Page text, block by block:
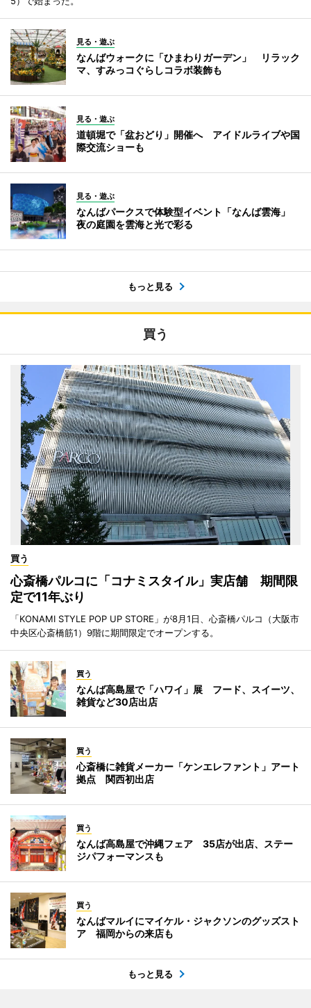
見る・遊ぶ
なんばウォークに「ひまわりガーデン」 リラック
マ、すみっコぐらしコラボ装飾も
見る・遊ぶ
道頓堀で「盆おどり」開催へ アイドルライブや国
際交流ショーも
見る・遊ぶ
なんばパークスで体験型イベント「なんば雲海」
夜の庭園を雲海と光で彩る
もっと見る
買う
買う
心斎橋パルコに「コナミスタイル」実店舗 期間限
定で11年ぶり
「KONAMI STYLE POP UP STORE」が8月1日、心斎橋パルコ（大阪市
中央区心斎橋筋1）9階に期間限定でオープンする。
買う
なんば高島屋で「ハワイ」展 フード、スイーツ、
雑貨など30店出店
買う
心斎橋に雑貨メーカー「ケンエレファント」アート
拠点 関西初出店
買う
なんば高島屋で沖縄フェア 35店が出店、ステー
ジパフォーマンスも
買う
なんばマルイにマイケル・ジャクソンのグッズスト
ア 福岡からの来店も
もっと見る